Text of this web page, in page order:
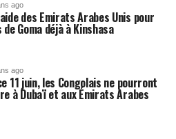
ago
des Emirats Arabes Unis pour
Goma déjà à Kinshasa
ago
11 juin, les Congolais ne pourront
à Dubaï et aux Émirats Arabes